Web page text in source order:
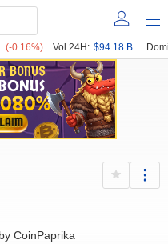
(-0.16%) Vol 24H: $94.18 B
CoinPaprika